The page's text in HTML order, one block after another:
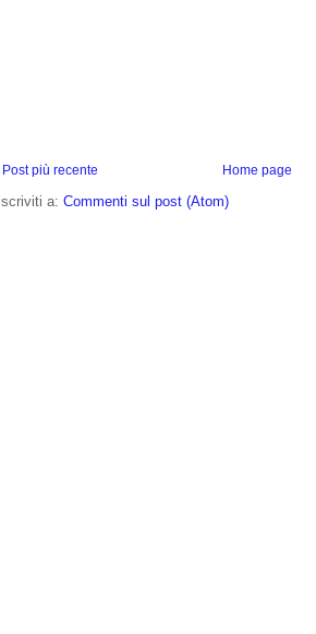
Post più recente Home page
Iscriviti a: Commenti sul post (Atom)